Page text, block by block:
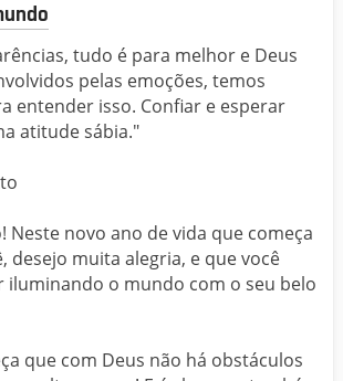
tudo é para melhor e Deus
pelas emoções, temos
entender isso. Confiar e esperar
atitude sábia."
Neste novo ano de vida que começa
desejo muita alegria, e que você
iluminando o mundo com o seu belo
que com Deus não há obstáculos